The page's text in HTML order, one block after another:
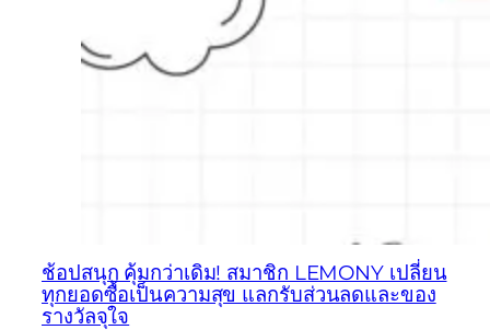
ช้อปสนุก คุ้มกว่าเดิม! สมาชิก LEMONY เปลี่ยน
ทุกยอดซื้อเป็นความสุข แลกรับส่วนลดและของ
รางวัลจุใจ